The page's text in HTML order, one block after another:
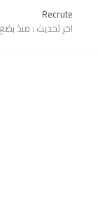
Recrute
اخر تحديث : منذ